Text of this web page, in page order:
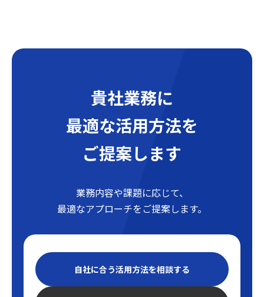
貴社業務に
最適な活用方法を
ご提案します
業務内容や課題に応じて、
最適なアプローチをご提案します。
自社に合う活用方法を相談する